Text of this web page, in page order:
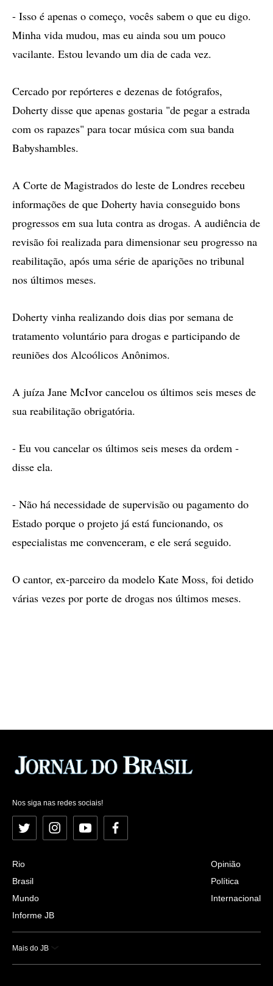
- Isso é apenas o começo, vocês sabem o que eu digo.
Minha vida mudou, mas eu ainda sou um pouco
vacilante. Estou levando um dia de cada vez.
Cercado por repórteres e dezenas de fotógrafos,
Doherty disse que apenas gostaria "de pegar a estrada
com os rapazes" para tocar música com sua banda
Babyshambles.
A Corte de Magistrados do leste de Londres recebeu
informações de que Doherty havia conseguido bons
progressos em sua luta contra as drogas. A audiência de
revisão foi realizada para dimensionar seu progresso na
reabilitação, após uma série de aparições no tribunal
nos últimos meses.
Doherty vinha realizando dois dias por semana de
tratamento voluntário para drogas e participando de
reuniões dos Alcoólicos Anônimos.
A juíza Jane McIvor cancelou os últimos seis meses de
sua reabilitação obrigatória.
- Eu vou cancelar os últimos seis meses da ordem -
disse ela.
- Não há necessidade de supervisão ou pagamento do
Estado porque o projeto já está funcionando, os
especialistas me convenceram, e ele será seguido.
O cantor, ex-parceiro da modelo Kate Moss, foi detido
várias vezes por porte de drogas nos últimos meses.
Nos siga nas redes sociais!
Twitter InstagramYouTubeFacebook
Rio
Brasil
Mundo
Informe JB
Opinião
Política
Internacional
Mais do JB
Esportes